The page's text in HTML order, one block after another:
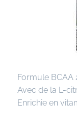
✔ Formule BCAA
✔ Avec de la L-
✔ Enrichie en